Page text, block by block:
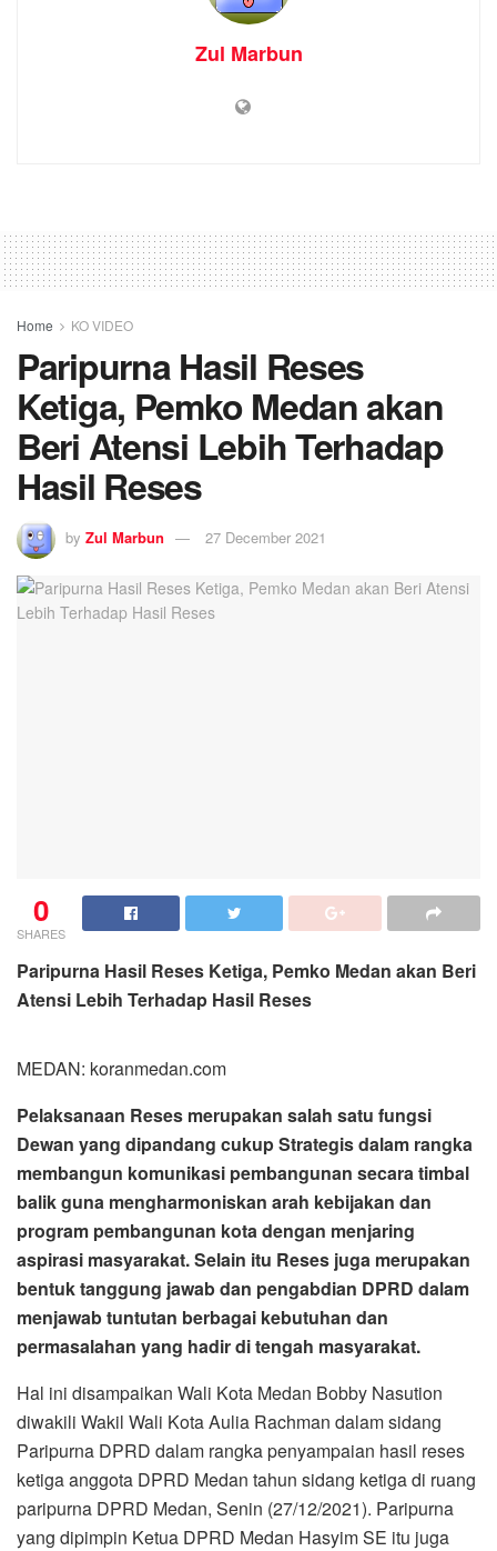
Zul Marbun
Home KO VIDEO
Paripurna Hasil Reses
Ketiga, Pemko Medan akan
Beri Atensi Lebih Terhadap
Hasil Reses
by Zul Marbun 27 December 2021
0
SHARES
Paripurna Hasil Reses Ketiga, Pemko Medan akan Beri
Atensi Lebih Terhadap Hasil Reses
MEDAN: koranmedan.com
Pelaksanaan Reses merupakan salah satu fungsi
Dewan yang dipandang cukup Strategis dalam rangka
membangun komunikasi pembangunan secara timbal
balik guna mengharmoniskan arah kebijakan dan
program pembangunan kota dengan menjaring
aspirasi masyarakat. Selain itu Reses juga merupakan
bentuk tanggung jawab dan pengabdian DPRD dalam
menjawab tuntutan berbagai kebutuhan dan
permasalahan yang hadir di tengah masyarakat.
Hal ini disampaikan Wali Kota Medan Bobby Nasution
diwakili Wakil Wali Kota Aulia Rachman dalam sidang
Paripurna DPRD dalam rangka penyampaian hasil reses
ketiga anggota DPRD Medan tahun sidang ketiga di ruang
paripurna DPRD Medan, Senin (27/12/2021). Paripurna
yang dipimpin Ketua DPRD Medan Hasyim SE itu juga